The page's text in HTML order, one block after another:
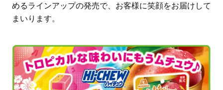
めるラインアップの発売で、お客様に笑顔をお届けして
まいります。